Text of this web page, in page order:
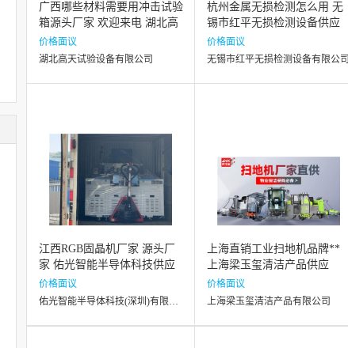
广西哪些材料需要用冲击试验
箱源头厂家 欢迎来电 湖北高
天试验设备供应
价格面议
湖北高天试验设备有限公司
杭州金属无损检测怎么用 无
锡市红平无损检测设备供应
价格面议
无锡市红平无损检测设备有限公司
江西RGB固晶机厂家 源头厂
家 佑光智能半导体科技供应
价格面议
佑光智能半导体科技(深圳)有限公司
上海直销工业扫地机品牌**
上海梁玉玺清洁产品供应
价格面议
上海梁玉玺清洁产品有限公司